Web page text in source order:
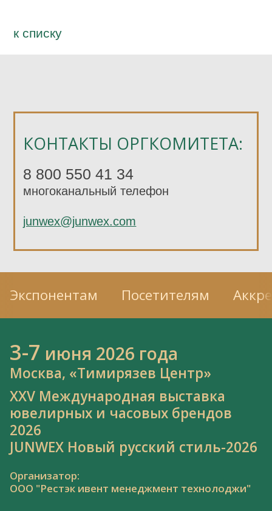
КОНТАКТЫ ОРГКОМИТЕТА:
8 800 550 41 34
многоканальный телефон
junwex@junwex.com
к спиcку
Экспонентам Посетителям
3-7 июня 2026 года
Москва, «Тимирязев Центр»
XXV Международная выставка
ювелирных и часовых брендов
2026
JUNWEX Новый русский стиль-2026
Организатор:
ООО "Рестэк ивент менеджмент технолоджи"